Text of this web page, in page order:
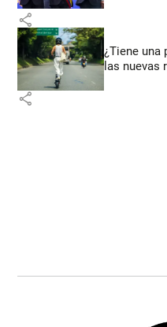
share
¿Tiene una
las nuevas
share